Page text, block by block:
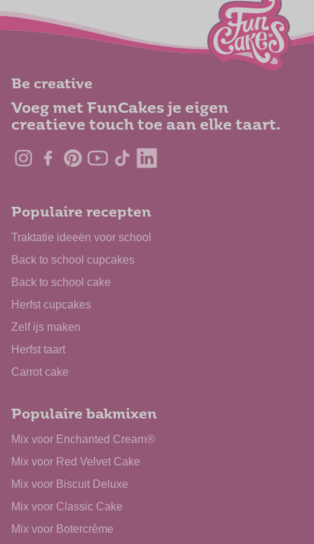
Be creative
Voeg met FunCakes je eigen
creatieve touch toe aan elke taart.
Populaire recepten
Traktatie ideeën voor school
Back to school cupcakes
Back to school cake
Herfst cupcakes
Zelf ijs maken
Herfst taart
Carrot cake
Populaire bakmixen
Mix voor Enchanted Cream®
Mix voor Red Velvet Cake
Mix voor Biscuit Deluxe
Mix voor Classic Cake
Mix voor Botercrème